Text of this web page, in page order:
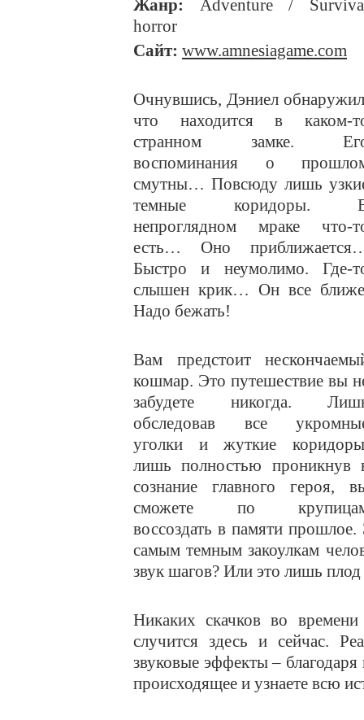
Жанр: Adventure /
horror
Сайт: www.amnesiagame.com
Очнувшись, Дэниел
что находится в каком-
странном замке.
воспоминания о
смутны… Повсюду лишь
темные коридоры.
непроглядном мраке что-
есть… Оно
Быстро и неумолимо. Где-
слышен крик… Он все
Надо бежать!
Вам предстоит
кошмар. Это путешествие вы
забудете никогда.
обследовав все
уголки и жуткие
лишь полностью проникнув
сознание главного героя,
сможете по
воссоздать в памяти
самым темным закоулкам
звук шагов? Или это лишь
Никаких скачков во
случится здесь и сейчас.
звуковые эффекты –
происходящее и узнаете всю